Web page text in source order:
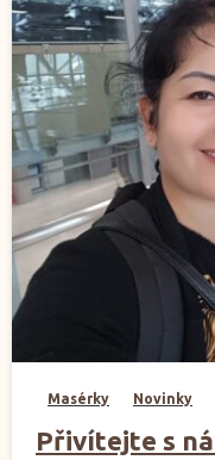
Masérky Novinky
Přivítejte s